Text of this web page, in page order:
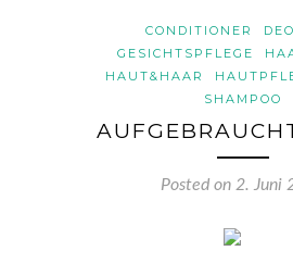
CONDITIONER
GESICHTSPFLEGE
HAUT&HAAR
SHAMPOO
Posted on 2. Juni